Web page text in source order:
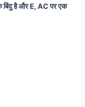
है और E, AC पर एक